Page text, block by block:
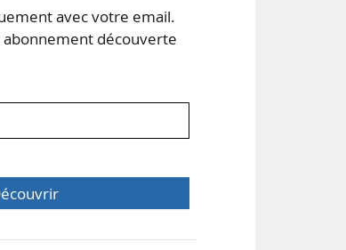
avec votre email.
découverte